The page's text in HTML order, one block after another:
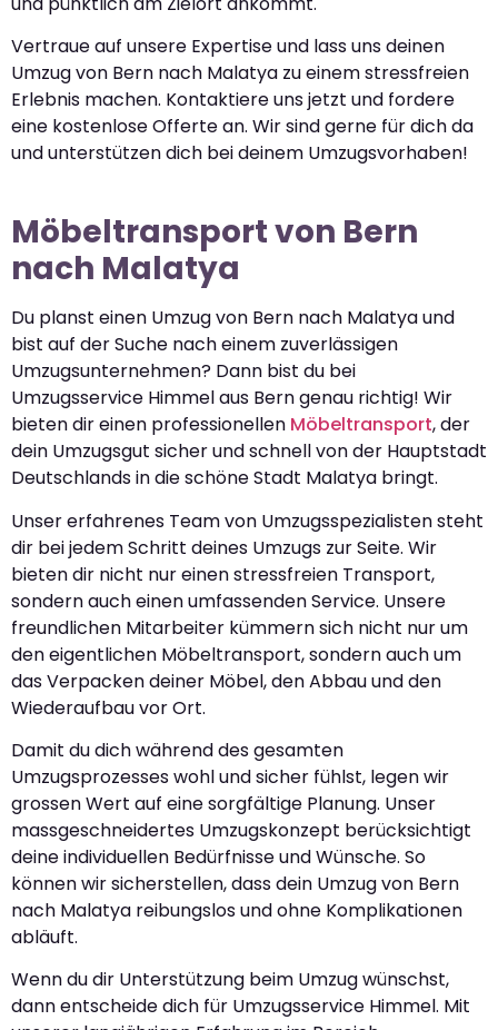
Vertraue auf unsere Expertise und lass uns deinen
Umzug von Bern nach Malatya zu einem stressfreien
Erlebnis machen. Kontaktiere uns jetzt und fordere
eine kostenlose Offerte an. Wir sind gerne für dich da
und unterstützen dich bei deinem Umzugsvorhaben!
Möbeltransport von Bern
nach Malatya
Du planst einen Umzug von Bern nach Malatya und
bist auf der Suche nach einem zuverlässigen
Umzugsunternehmen? Dann bist du bei
Umzugsservice Himmel aus Bern genau richtig! Wir
bieten dir einen professionellen Möbeltransport, der
dein Umzugsgut sicher und schnell von der Hauptstadt
Deutschlands in die schöne Stadt Malatya bringt.
Unser erfahrenes Team von Umzugsspezialisten steht
dir bei jedem Schritt deines Umzugs zur Seite. Wir
bieten dir nicht nur einen stressfreien Transport,
sondern auch einen umfassenden Service. Unsere
freundlichen Mitarbeiter kümmern sich nicht nur um
den eigentlichen Möbeltransport, sondern auch um
das Verpacken deiner Möbel, den Abbau und den
Wiederaufbau vor Ort.
Damit du dich während des gesamten
Umzugsprozesses wohl und sicher fühlst, legen wir
grossen Wert auf eine sorgfältige Planung. Unser
massgeschneidertes Umzugskonzept berücksichtigt
deine individuellen Bedürfnisse und Wünsche. So
können wir sicherstellen, dass dein Umzug von Bern
nach Malatya reibungslos und ohne Komplikationen
abläuft.
Wenn du dir Unterstützung beim Umzug wünschst,
dann entscheide dich für Umzugsservice Himmel. Mit